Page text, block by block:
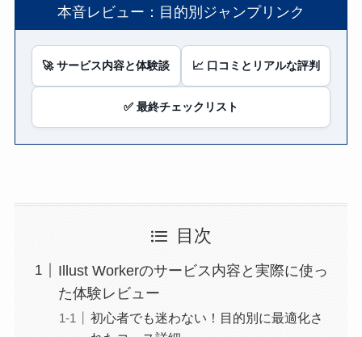
本音レビュー：目的別ジャンプリンク
🚀 サービス内容と体験談 📈 口コミとリアルな評判
✅ 最終チェックリスト
目次
Illust Workerのサービス内容と実際に使っ
た体験レビュー
初心者でも迷わない！目的別に最適化さ